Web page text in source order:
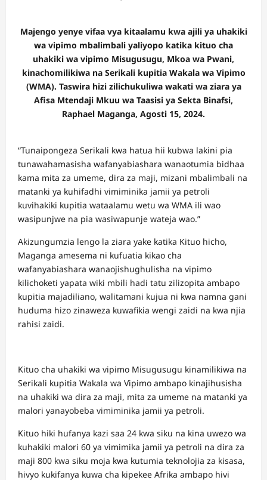
Majengo yenye vifaa vya kitaalamu kwa ajili ya uhakiki
wa vipimo mbalimbali yaliyopo katika kituo cha
uhakiki wa vipimo Misugusugu, Mkoa wa Pwani,
kinachomilikiwa na Serikali kupitia Wakala wa Vipimo
(WMA). Taswira hizi zilichukuliwa wakati wa ziara ya
Afisa Mtendaji Mkuu wa Taasisi ya Sekta Binafsi,
Raphael Maganga, Agosti 15, 2024.
“Tunaipongeza Serikali kwa hatua hii kubwa lakini pia
tunawahamasisha wafanyabiashara wanaotumia bidhaa
kama mita za umeme, dira za maji, mizani mbalimbali na
matanki ya kuhifadhi vimiminika jamii ya petroli
kuvihakiki kupitia wataalamu wetu wa WMA ili wao
wasipunjwe na pia wasiwapunje wateja wao.”
Akizungumzia lengo la ziara yake katika Kituo hicho,
Maganga amesema ni kufuatia kikao cha
wafanyabiashara wanaojishughulisha na vipimo
kilichoketi yapata wiki mbili hadi tatu zilizopita ambapo
kupitia majadiliano, walitamani kujua ni kwa namna gani
huduma hizo zinaweza kuwafikia wengi zaidi na kwa njia
rahisi zaidi.
Kituo cha uhakiki wa vipimo Misugusugu kinamilikiwa na
Serikali kupitia Wakala wa Vipimo ambapo kinajihusisha
na uhakiki wa dira za maji, mita za umeme na matanki ya
malori yanayobeba vimiminika jamii ya petroli.
Kituo hiki hufanya kazi saa 24 kwa siku na kina uwezo wa
kuhakiki malori 60 ya vimimika jamii ya petroli na dira za
maji 800 kwa siku moja kwa kutumia teknolojia za kisasa,
hivyo kukifanya kuwa cha kipekee Afrika ambapo hivi